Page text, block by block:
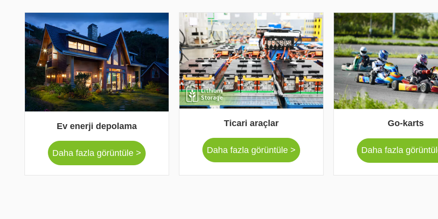
Ev enerji depolama
Daha fazla görüntüle >
Ticari araçlar
Daha fazla görüntüle >
Go-karts
Daha fazla